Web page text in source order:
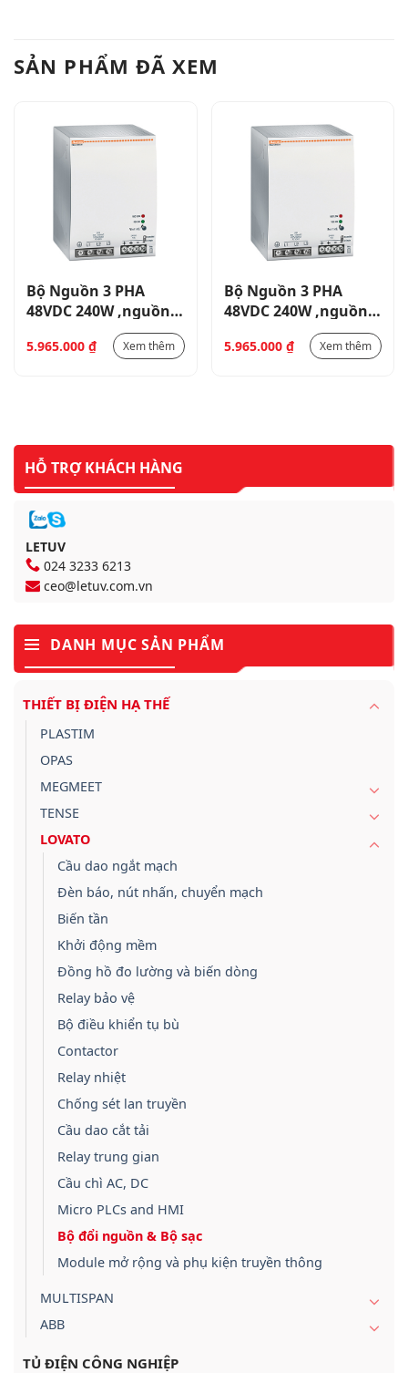
SẢN PHẨM ĐÃ XEM
Bộ Nguồn 3 PHA
48VDC 240W ,nguồn
cấp 400-500VAC _
PSL324048
5.965.000 ₫ Xem thêm
Bộ Nguồn 3 PHA
48VDC 240W ,nguồn
cấp 400-500VAC _
PSL324048
5.965.000 ₫ Xem thêm
HỖ TRỢ KHÁCH HÀNG
LETUV
024 3233 6213
ceo@letuv.com.vn
DANH MỤC SẢN PHẨM
THIẾT BỊ ĐIỆN HẠ THẾ
PLASTIM
OPAS
MEGMEET
TENSE
LOVATO
Cầu dao ngắt mạch
Đèn báo, nút nhấn, chuyển mạch
Biến tần
Khởi động mềm
Đồng hồ đo lường và biến dòng
Relay bảo vệ
Bộ điều khiển tụ bù
Contactor
Relay nhiệt
Chống sét lan truyền
Cầu dao cắt tải
Relay trung gian
Cầu chì AC, DC
Micro PLCs and HMI
Bộ đổi nguồn & Bộ sạc
Module mở rộng và phụ kiện truyền thông
MULTISPAN
ABB
TỦ ĐIỆN CÔNG NGHIỆP